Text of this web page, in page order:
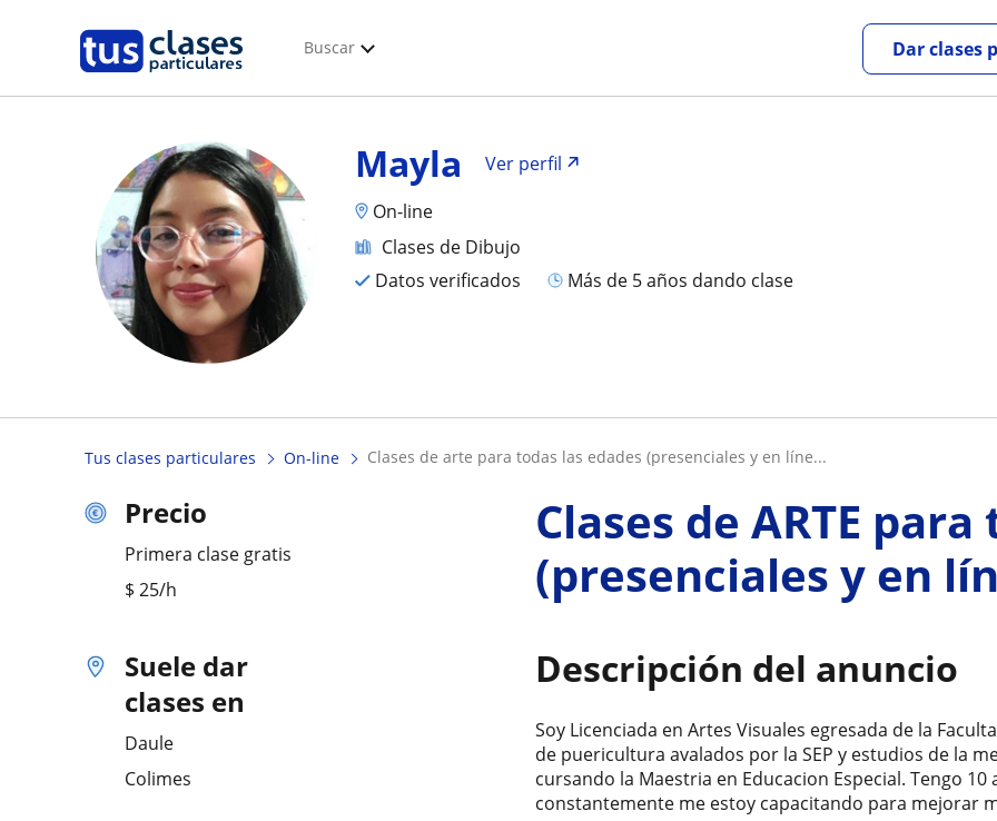
Buscar Dar clases
Mayla
Ver perfil
On-line
Clases de Dibujo
Datos verificados
más de 5 años dando clase
Tus clases particulares On-line clases de arte para todas las edades (presenciales y en líne...
Precio
Primera clase gratis
$ 25/h
Suele dar
clases en
Daule
Colimes
Clases de ARTE
(presenciales y en
Descripción del anuncio
Soy Licenciada en Artes Visuales egresada de la
de puericultura avalados por la SEP y estudios de la
cursando la Maestria en Educacion Especial. Tengo
constantemente me estoy capacitando para mejorar